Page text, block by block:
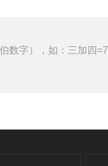
数字），如：三加四=7